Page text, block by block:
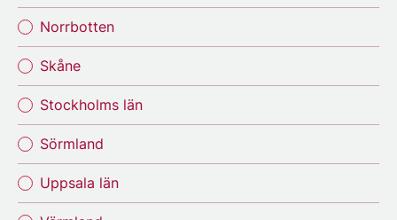
Norrbotten
Skåne
Stockholms län
Sörmland
Uppsala län